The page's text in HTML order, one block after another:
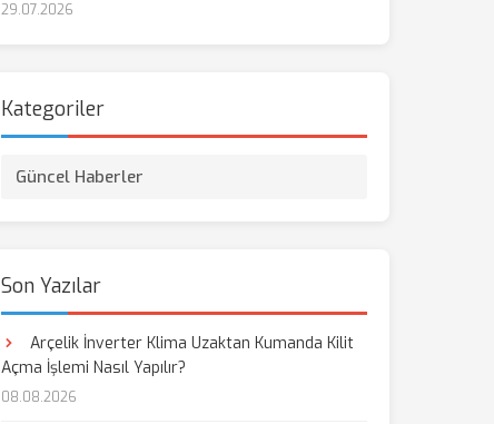
29.07.2026
Kategoriler
Güncel Haberler
Son Yazılar
Arçelik İnverter Klima Uzaktan Kumanda Kilit
Açma İşlemi Nasıl Yapılır?
08.08.2026